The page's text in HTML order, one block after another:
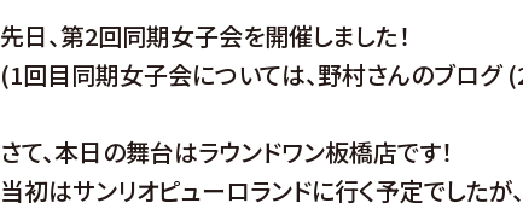
先日、第2回同期女子会を開催しました！
(1回目同期女子会については、野村さんのブログ
さて、本日の舞台はラウンドワン板橋店です！
当初はサンリオピューロランドに行く予定でしたが